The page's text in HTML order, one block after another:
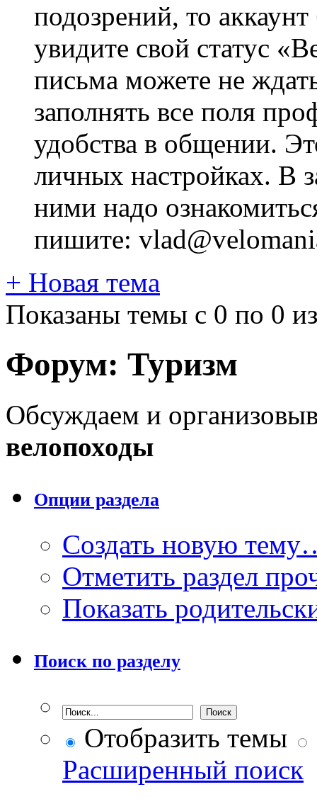
подозрений, то
увидите свой статус
письма можете не
заполнять все поля
удобства в общении.
личных настройках. В
ними надо
пишите:
+ Новая тема
Показаны темы с 0 по 0
Форум: Туризм
Обсуждаем и
велопоходы
Опции раздела
Создать новую
Отметить раздел
Показать
Поиск по разделу
Отобразить темы
Расширенный поиск